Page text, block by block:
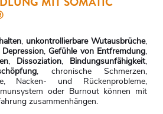
, unkontrollierbare Wutausbrüche,
Depression,Gefühle von Entfremdung,
, Dissoziation, Bindungsunfähigkeit,
, chronische Schmerzen,
Nacken- und Rückenprobleme,
oder Burnout können mit
zusammenhängen.